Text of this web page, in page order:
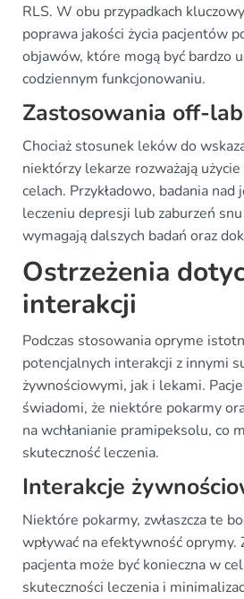
RLS. W obu przypadkach
poprawa jakości życia pacjentów
objawów, które mogą być bardzo
codziennym funkcjonowaniu.
Zastosowania off-
Chociaż stosunek leków do
niektórzy lekarze rozważają
celach. Przykładowo, badania
leczeniu depresji lub zaburzeń
wymagają dalszych badań oraz
Ostrzeżenia
interakcji
Podczas stosowania opryme
potencjalnych interakcji z innymi
żywnościowymi, jak i lekami.
świadomi, że niektóre pokarmy
na wchłanianie pramipeksolu, co
skuteczność leczenia.
Interakcje
Niektóre pokarmy, zwłaszcza te
wpływać na efektywność oprymy.
pacjenta może być konieczna w
skuteczności leczenia i